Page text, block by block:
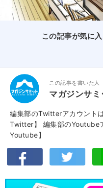
この記事が気に
この記事を書いた人
マガジンサ
編集部のTwitterアカウント
Twitter】
編集部のYoutube
Youtube】